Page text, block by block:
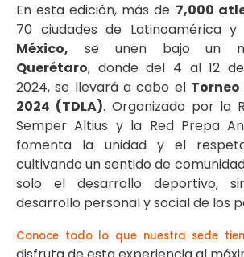
En esta edición, más de 7,000
70 ciudades de Latinoamérica
México, se unen bajo un
Querétaro, donde del 4 al 12
2024, se llevará a cabo el
2024 (TDLA). Organizado por la
Semper Altius y la Red Prepa
fomenta la unidad y el
cultivando un sentido de
solo el desarrollo deportivo,
desarrollo personal y social de los
Conoce todo lo que nuestra sede